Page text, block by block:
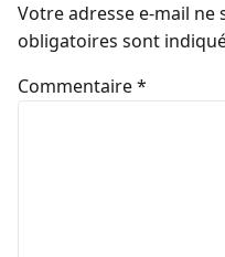
Votre adresse e-mail ne
obligatoires sont
Commentaire*